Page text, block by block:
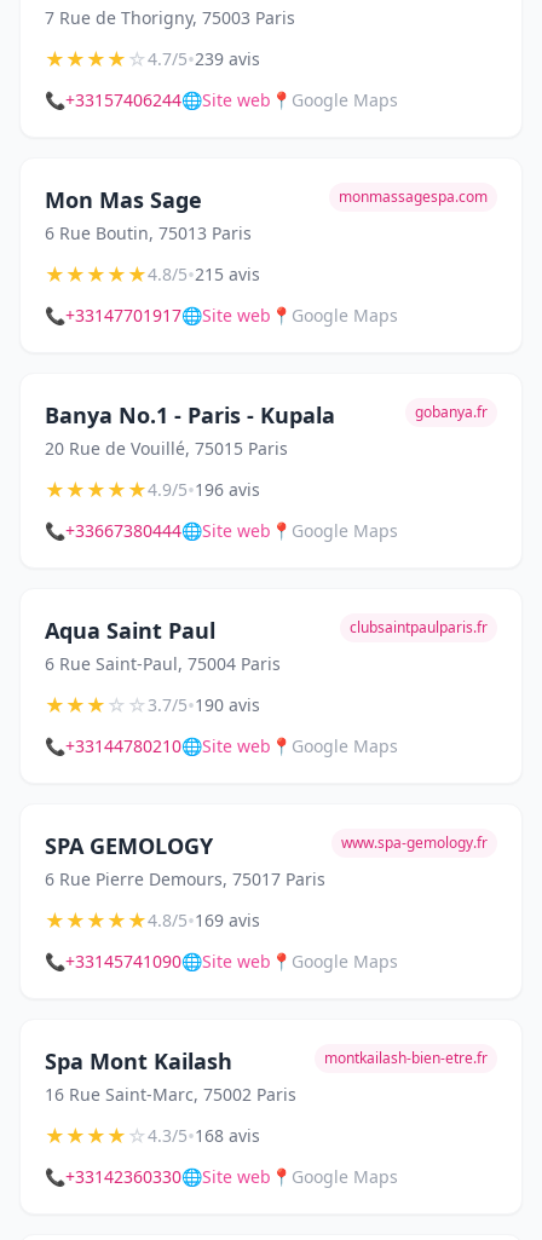
7 Rue de Thorigny, 75003 Paris
★★★★☆4.7/5•239 avis
📞+33157406244🌐Site web 📍 Google Maps
Mon Mas Sage
6 Rue Boutin, 75013 Paris
monmassagespa.com
★★★★★4.8/5•215 avis
📞+33147701917🌐Site web 📍 Google Maps
Banya No.1 - Paris - Kupala
20 Rue de Vouillé, 75015 Paris
gobanya.fr
★★★★★4.9/5•196 avis
📞+33667380444🌐Site web 📍 Google Maps
Aqua Saint Paul
6 Rue Saint-Paul, 75004 Paris
clubsaintpaulparis.fr
★★★☆☆3.7/5•190 avis
📞+33144780210🌐Site web 📍 Google Maps
SPA GEMOLOGY
6 Rue Pierre Demours, 75017 Paris
www.spa-gemology.fr
★★★★★4.8/5•169 avis
📞+33145741090🌐Site web 📍 Google Maps
Spa Mont Kailash
16 Rue Saint-Marc, 75002 Paris
montkailash-bien-etre.fr
★★★★☆4.3/5•168 avis
📞+33142360330🌐Site web 📍 Google Maps